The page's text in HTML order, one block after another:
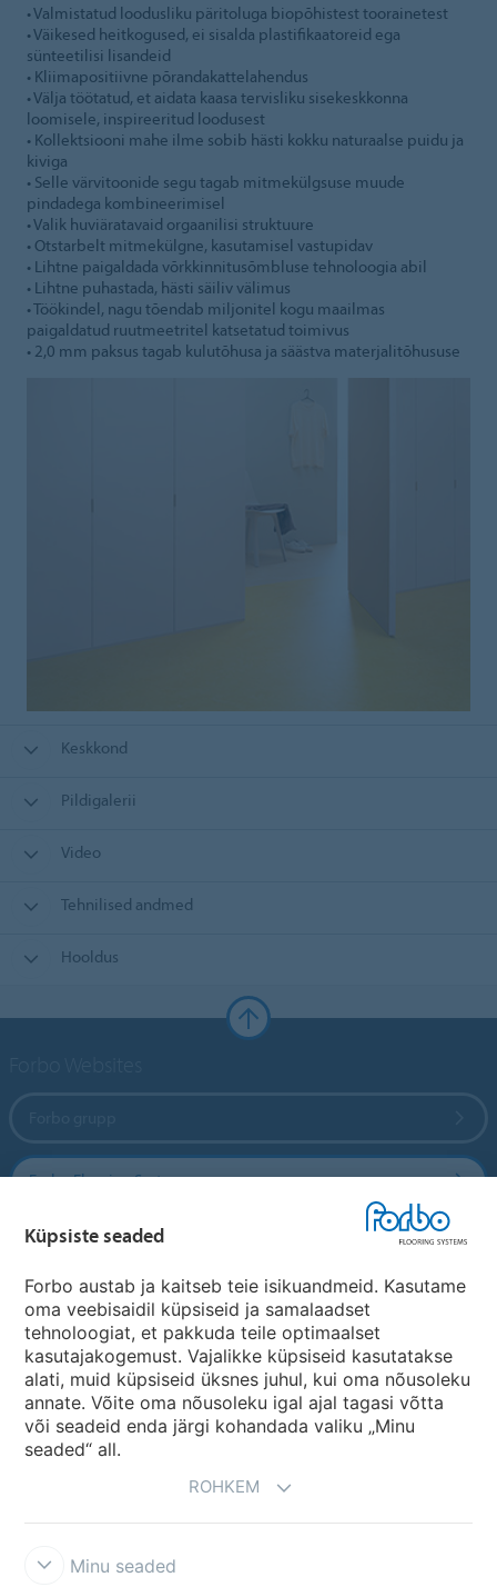
• Valmistatud loodusliku päritoluga biopõhistest toorainetest
• Väikesed heitkogused, ei sisalda plastifikaatoreid ega
sünteetilisi lisandeid
• Kliimapositiivne põrandakattelahendus
• Välja töötatud, et aidata kaasa tervisliku sisekeskkonna
loomisele, inspireeritud loodusest
• Kollektsiooni mahe ilme sobib hästi kokku naturaalse puidu ja
kiviga
• Selle värvitoonide segu tagab mitmekülgsuse muude
pindadega kombineerimisel
• Valik huviäratavaid orgaanilisi struktuure
• Otstarbelt mitmekülgne, kasutamisel vastupidav
• Lihtne paigaldada võrkkinnitusõmbluse tehnoloogia abil
• Lihtne puhastada, hästi säiliv välimus
• Töökindel, nagu tõendab miljonitel kogu maailmas
paigaldatud ruutmeetritel katsetatud toimivus
• 2,0 mm paksus tagab kulutõhusa ja säästva materjalitõhususe
Keskkond
Pildigalerii
Video
Tehnilised andmed
Hooldus
Forbo Flooring Systems
Forbo Movement Systems
Riikide saidid
Vali oma riik
Küpsiste seaded
Forbo austab ja kaitseb teie isikuandmeid. Kasutame
oma veebisaidil küpsiseid ja samalaadset
tehnoloogiat, et pakkuda teile optimaalset
kasutajakogemust. Vajalikke küpsiseid kasutatakse
alati, muid küpsiseid üksnes juhul, kui oma nõusoleku
annate. Võite oma nõusoleku igal ajal tagasi võtta
või seadeid enda järgi kohandada valiku „Minu
seaded“ all.
ROHKEM
Minu seaded